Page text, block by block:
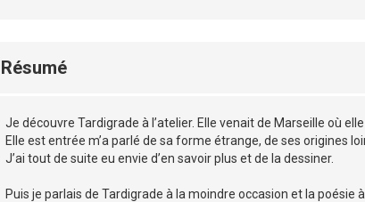
Résumé
Je découvre Tardigrade à l’atelier. Elle venait de Marseille où
Elle est entrée m’a parlé de sa forme étrange, de ses origines
J’ai tout de suite eu envie d’en savoir plus et de la dessiner.
Puis je parlais de Tardigrade à la moindre occasion et la poésie